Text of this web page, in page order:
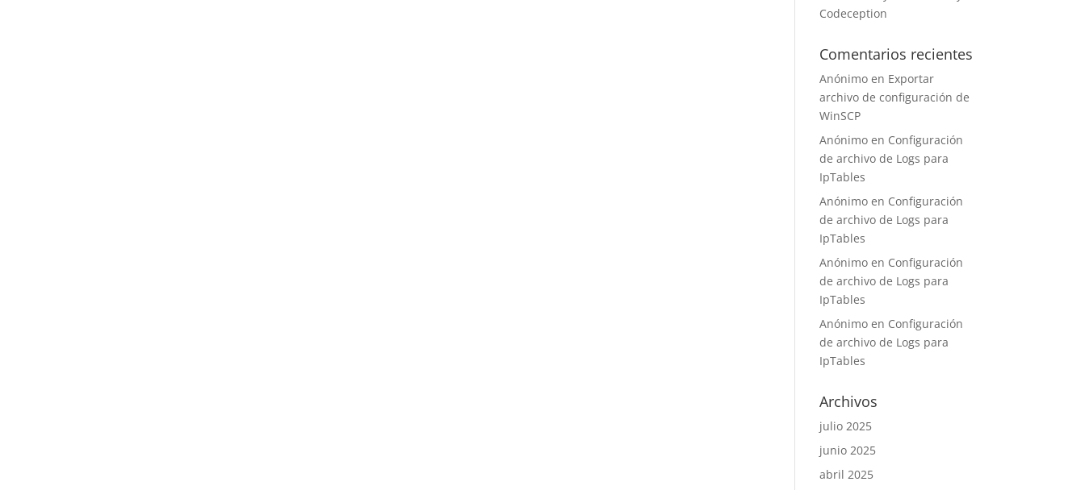
Codeception
Comentarios recientes
Anónimo en Exportar
archivo de configuración de
WinSCP
Anónimo en Configuración
de archivo de Logs para
IpTables
Anónimo en Configuración
de archivo de Logs para
IpTables
Anónimo en Configuración
de archivo de Logs para
IpTables
Anónimo en Configuración
de archivo de Logs para
IpTables
Archivos
julio 2025
junio 2025
abril 2025